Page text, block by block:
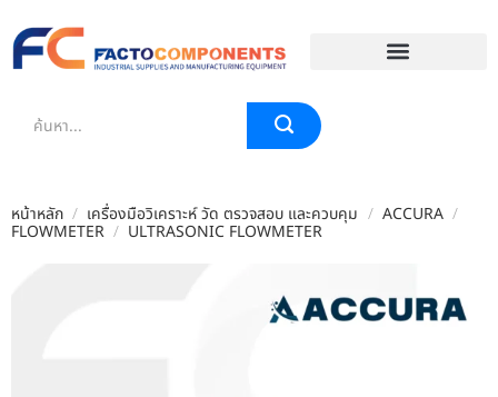
หน้าหลัก / เครื่องมือวิเคราะห์ วัด ตรวจสอบ และควบคุม / ACCURA /
FLOWMETER / ULTRASONIC FLOWMETER